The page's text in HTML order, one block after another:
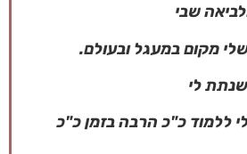
שבי
מקום במעגל ובעולם.
לי
ללמוד כ"כ הרבה בזמן כ"כ